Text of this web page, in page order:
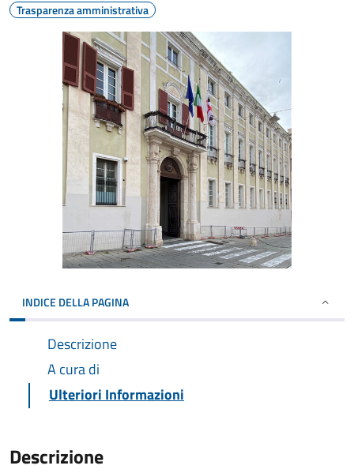
Trasparenza amministrativa
INDICE DELLA PAGINA
Descrizione
A cura di
Ulteriori Informazioni
Descrizione